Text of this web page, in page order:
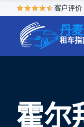
客户评价
丹麦
租车指
霍尔